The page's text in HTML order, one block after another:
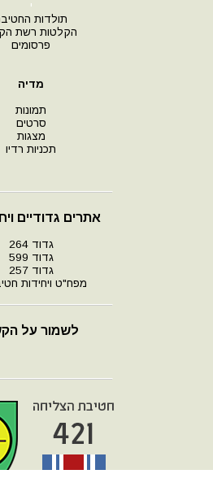
י
תולדות
הקלטות רשת
פרסומים
מדיה
תמונות
סרטים
מצגות
תכניות רדיו
אתרים גדודיים
גדוד 264
גדוד 599
גדוד 257
מפח"ט ויחידות
לשמור על